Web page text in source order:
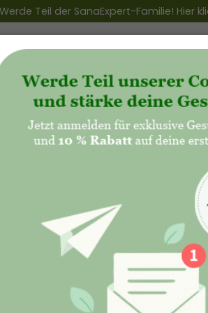
Werde Teil der SanaExpert-Familie! Hier
Club